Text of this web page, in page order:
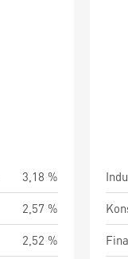
3,18 %
2,57 %
2,52 %